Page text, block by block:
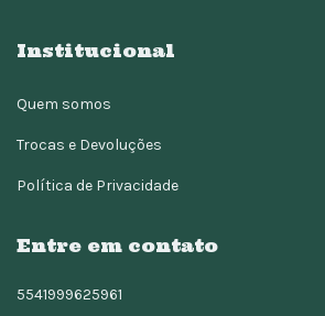
Institucional
Quem somos
Trocas e Devoluções
Política de Privacidade
Entre em contato
5541999625961